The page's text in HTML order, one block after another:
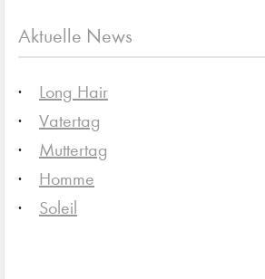
Aktuelle News
Long Hair
Vatertag
Muttertag
Homme
Soleil